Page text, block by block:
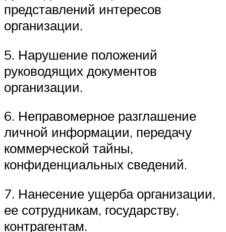
представлений интересов
организации.
5. Нарушение положений
руководящих документов
организации.
6. Неправомерное разглашение
личной информации, передачу
коммерческой тайны,
конфиденциальных сведений.
7. Нанесение ущерба организации,
ее сотрудникам, государству,
контрагентам.